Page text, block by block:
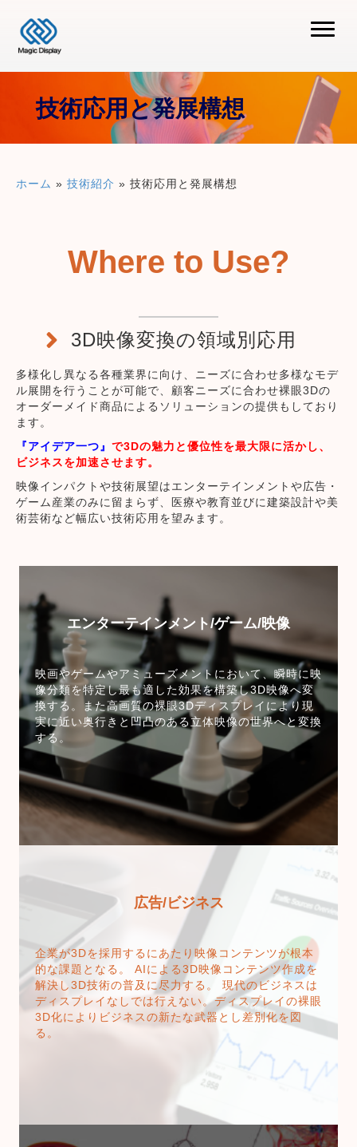
技術応用と発展構想
ホーム » 技術紹介 » 技術応用と発展構想
Where to Use?
3D映像変換の領域別応用
多様化し異なる各種業界に向け、ニーズに合わせ多様なモデ
ル展開を行うことが可能で、顧客ニーズに合わせ裸眼3Dの
オーダーメイド商品によるソリューションの提供もしており
ます。
『アイデア一つ』 で3Dの魅力と優位性を最大限に活かし、
ビジネスを加速させます。
映像インパクトや技術展望はエンターテインメントや広告・
ゲーム産業のみに留まらず、医療や教育並びに建築設計や美
術芸術など幅広い技術応用を望みます。
エンターテインメント/ゲーム/映像
映画やゲームやアミューズメントにおいて、瞬時に映
像分類を特定し最も適した効果を構築し3D映像へ変
換する。また高画質の裸眼3Dディスプレイにより現
実に近い奥行きと凹凸のある立体映像の世界へと変換
する。
広告/ビジネス
企業が3Dを採用するにあたり映像コンテンツが根本
的な課題となる。 AIによる3D映像コンテンツ作成を
解決し3D技術の普及に尽力する。 現代のビジネスは
ディスプレイなしでは行えない。ディスプレイの裸眼
3D化によりビジネスの新たな武器とし差別化を図
る。